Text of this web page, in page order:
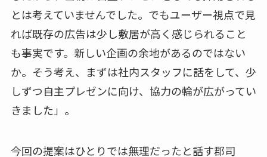
とは考えていませんでした。でもユーザー視点で見
れば既存の広告は少し敷居が高く感じられること
も事実です。新しい企画の余地があるのではない
か。そう考え、まずは社内スタッフに話をして、少
しずつ自主プレゼンに向け、協力の輪が広がってい
きました」。
今回の提案はひとりでは無理だったと話す郡司